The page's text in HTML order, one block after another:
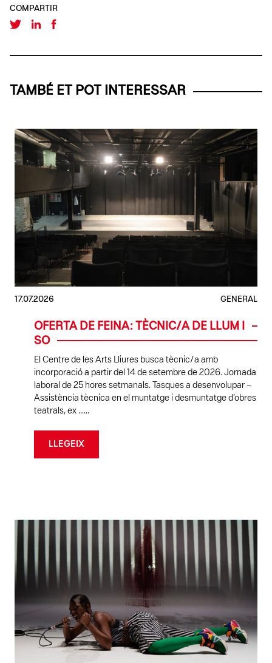
COMPARTIR
TAMBÉ ET POT INTERESSAR
17.07.2026 GENERAL
OFERTA DE FEINA: TÈCNIC/A DE LLUM I
SO
El Centre de les Arts Lliures busca tècnic/a amb
incorporació a partir del 14 de setembre de 2026. Jornada
laboral de 25 hores setmanals. Tasques a desenvolupar –
Assistència tècnica en el muntatge i desmuntatge d’obres
teatrals, ex ......
LLEGEIX